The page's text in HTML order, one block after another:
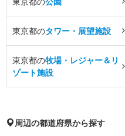
東京都のタワー・展望施設
東京都の牧場・レジャー＆リ
ゾート施設
周辺の都道府県から探す